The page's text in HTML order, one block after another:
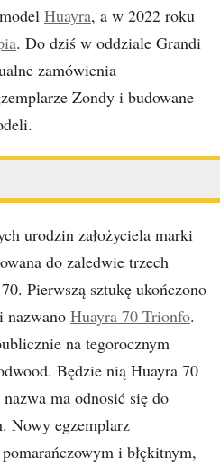
Huayra, a w 2022 roku
. Do dziś w oddziale Grandi
zamówienia
Zondy i budowane
urodzin założyciela marki
do zaledwie trzech
Pierwszą sztukę ukończono
nazwano Huayra 70 Trionfo.
na tegorocznym
Będzie nią Huayra 70
ma odnosić się do
Nowy egzemplarz
i błękitnym,